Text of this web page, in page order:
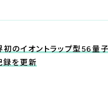
初のイオントラップ型56量
録を更新